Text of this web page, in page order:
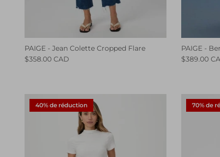
PAIGE - Jean Colette Cropped Flare
$358.00 CAD
PAIGE -
$389.00
40% de réduction 70% de